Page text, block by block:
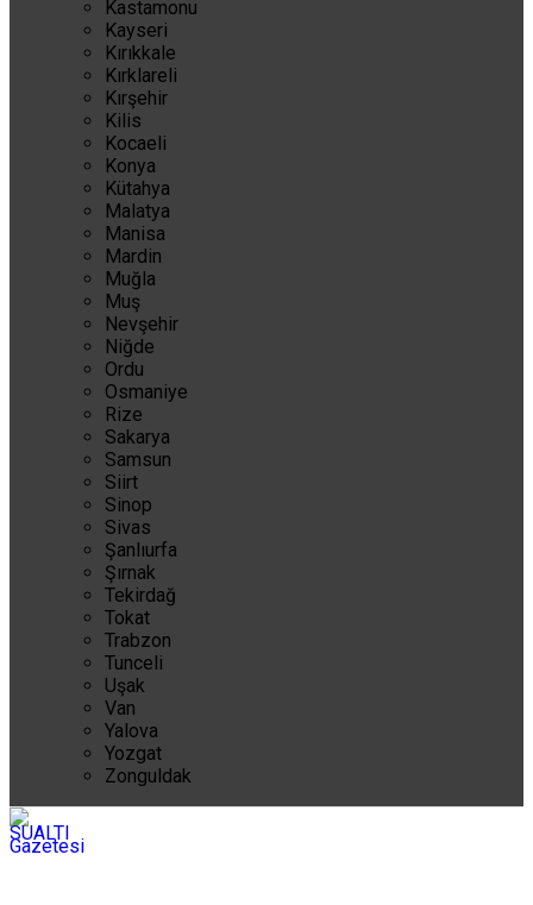
Kastamonu
Kayseri
Kırıkkale
Kırklareli
Kırşehir
Kilis
Kocaeli
Konya
Kütahya
Malatya
Manisa
Mardin
Muğla
Muş
Nevşehir
Niğde
Ordu
Osmaniye
Rize
Sakarya
Samsun
Siirt
Sinop
Sivas
Şanlıurfa
Şırnak
Tekirdağ
Tokat
Trabzon
Tunceli
Uşak
Van
Yalova
Yozgat
Zonguldak